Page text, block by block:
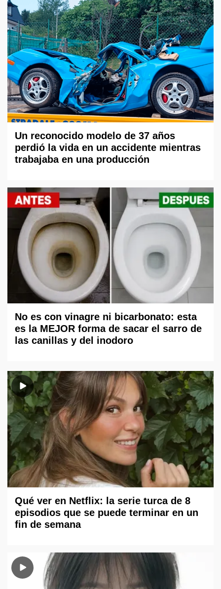
Un reconocido modelo de 37 años
perdió la vida en un accidente mientras
trabajaba en una producción
No es con vinagre ni bicarbonato: esta
es la MEJOR forma de sacar el sarro de
las canillas y del inodoro
Qué ver en Netflix: la serie turca de 8
episodios que se puede terminar en un
fin de semana